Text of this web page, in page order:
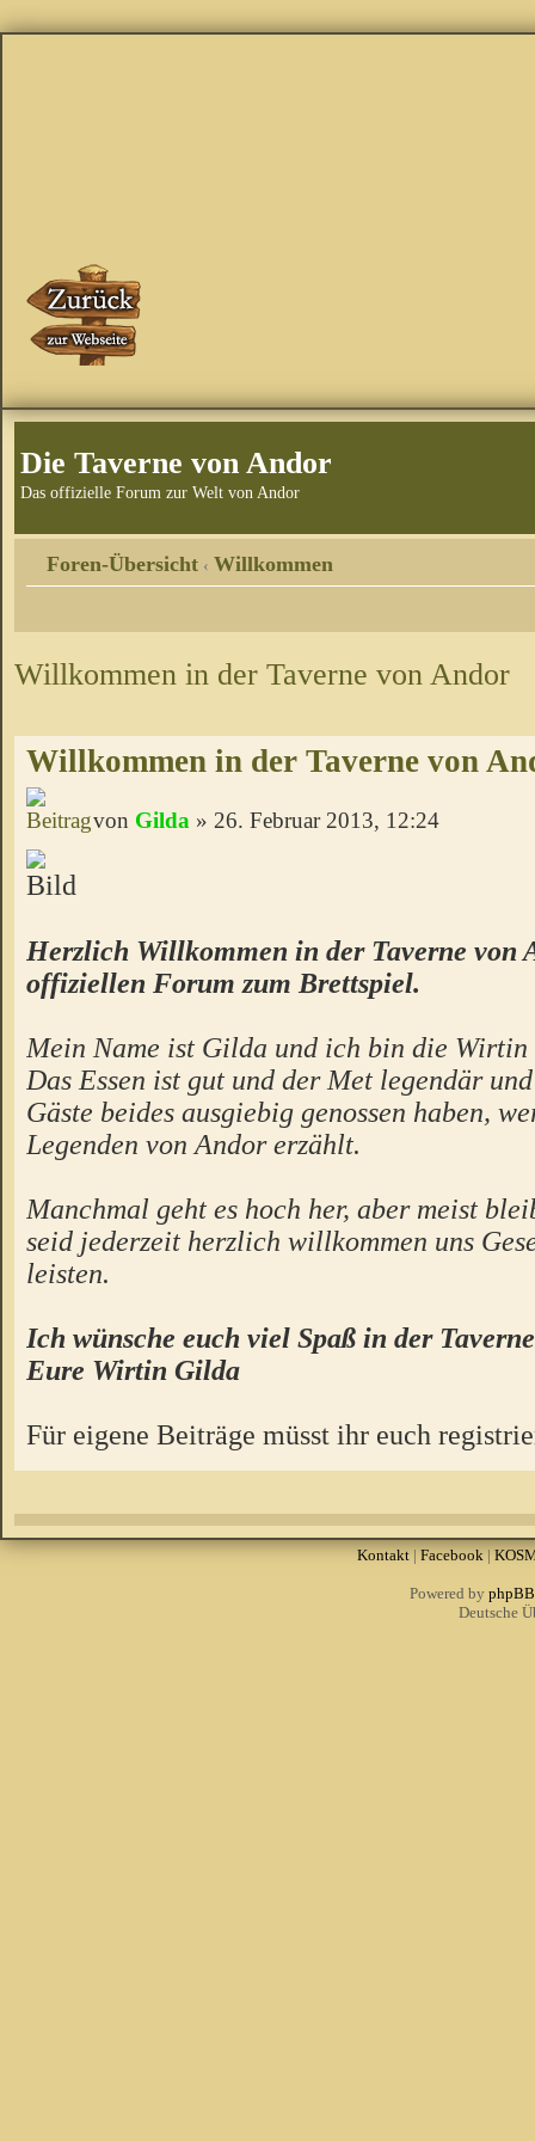
Die Taverne von Andor
Das offizielle Forum zur Welt von Andor
Foren-Übersicht ‹ Willkommen
Willkommen in der Taverne von Andor
Willkommen in der Taverne von
von Gilda » 26. Februar 2013, 12:24
Herzlich Willkommen in der Taverne von
offiziellen Forum zum Brettspiel.
Mein Name ist Gilda und ich bin die Wirtin
Das Essen ist gut und der Met legendär
Gäste beides ausgiebig genossen haben,
Legenden von Andor erzählt.
Manchmal geht es hoch her, aber meist
seid jederzeit herzlich willkommen uns
leisten.
Ich wünsche euch viel Spaß in der
Eure Wirtin Gilda
Für eigene Beiträge müsst ihr euch
Kontakt| Facebook |
Powered by phpBB
Deutsche